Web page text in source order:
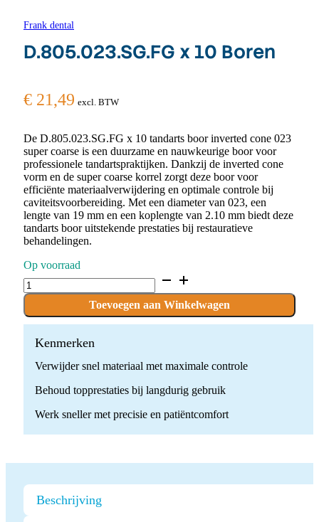
Frank dental
D.805.023.SG.FG x 10 Boren
€ 21,49 excl. BTW
De D.805.023.SG.FG x 10 tandarts boor inverted cone 023
super coarse is een duurzame en nauwkeurige boor voor
professionele tandartspraktijken. Dankzij de inverted cone
vorm en de super coarse korrel zorgt deze boor voor
efficiënte materiaalverwijdering en optimale controle bij
caviteitsvoorbereiding. Met een diameter van 023, een
lengte van 19 mm en een koplengte van 2.10 mm biedt deze
tandarts boor uitstekende prestaties bij restauratieve
behandelingen.
Op voorraad
D.805.023.SG.FG
x
Boren
quantity
Toevoegen aan Winkelwagen
Kenmerken
Verwijder snel materiaal met maximale controle
Behoud topprestaties bij langdurig gebruik
Werk sneller met precisie en patiëntcomfort
Beschrijving